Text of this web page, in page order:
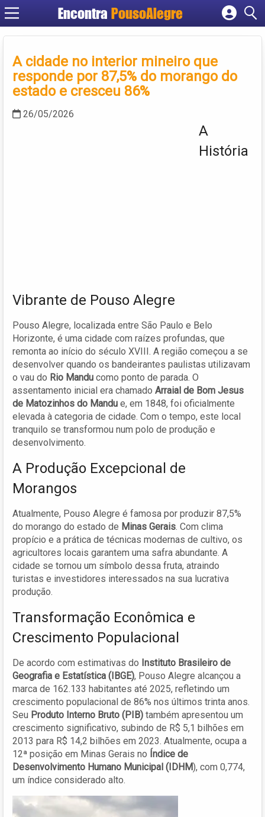
Encontra PousoAlegre
Cadastrar empresa
Criar conta
A cidade no interior mineiro que
responde por 87,5% do morango do
estado e cresceu 86%
26/05/2026
A
História
Vibrante de Pouso Alegre
Pouso Alegre, localizada entre São Paulo e Belo
Horizonte, é uma cidade com raízes profundas, que
remonta ao início do século XVIII. A região começou a se
desenvolver quando os bandeirantes paulistas utilizavam
o vau do Rio Mandu como ponto de parada. O
assentamento inicial era chamado Arraial de Bom Jesus
de Matozinhos do Mandu e, em 1848, foi oficialmente
elevada à categoria de cidade. Com o tempo, este local
tranquilo se transformou num polo de produção e
desenvolvimento.
A Produção Excepcional de
Morangos
Atualmente, Pouso Alegre é famosa por produzir 87,5%
do morango do estado de Minas Gerais. Com clima
propício e a prática de técnicas modernas de cultivo, os
agricultores locais garantem uma safra abundante. A
cidade se tornou um símbolo dessa fruta, atraindo
turistas e investidores interessados na sua lucrativa
produção.
Transformação Econômica e
Crescimento Populacional
De acordo com estimativas do Instituto Brasileiro de
Geografia e Estatística (IBGE), Pouso Alegre alcançou a
marca de 162.133 habitantes até 2025, refletindo um
crescimento populacional de 86% nos últimos trinta anos.
Seu Produto Interno Bruto (PIB) também apresentou um
crescimento significativo, subindo de R$ 5,1 bilhões em
2013 para R$ 14,2 bilhões em 2023. Atualmente, ocupa a
12ª posição em Minas Gerais no Índice de
Desenvolvimento Humano Municipal (IDHM), com 0,774,
um índice considerado alto.